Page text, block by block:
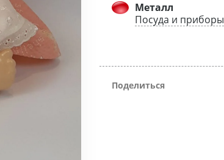
Металл
Посуда и приборы
Поделиться